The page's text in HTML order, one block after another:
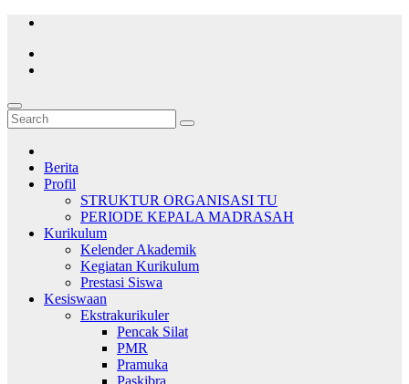
Skip
content
Berita
Profil
STRUKTUR ORGANISASI TU
PERIODE KEPALA MADRASAH
Kurikulum
Kelender Akademik
Kegiatan Kurikulum
Prestasi Siswa
Kesiswaan
Ekstrakurikuler
Pencak Silat
PMR
Pramuka
Paskibra